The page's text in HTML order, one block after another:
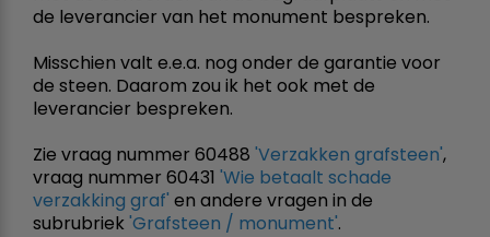
de leverancier van het monument bespreken.
Misschien valt e.e.a. nog onder de garantie voor
de steen. Daarom zou ik het ook met de
leverancier bespreken.
Zie vraag nummer 60488 'Verzakken grafsteen',
vraag nummer 60431 'Wie betaalt schade
verzakking graf' en andere vragen in de
subrubriek 'Grafsteen / monument'.